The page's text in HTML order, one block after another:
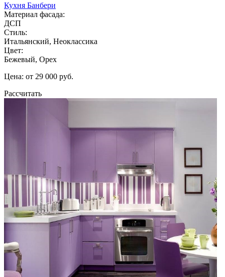
Кухня Банбери
Материал фасада:
ДСП
Стиль:
Итальянский, Неоклассика
Цвет:
Бежевый, Орех
Цена: от 29 000 руб.
Рассчитать